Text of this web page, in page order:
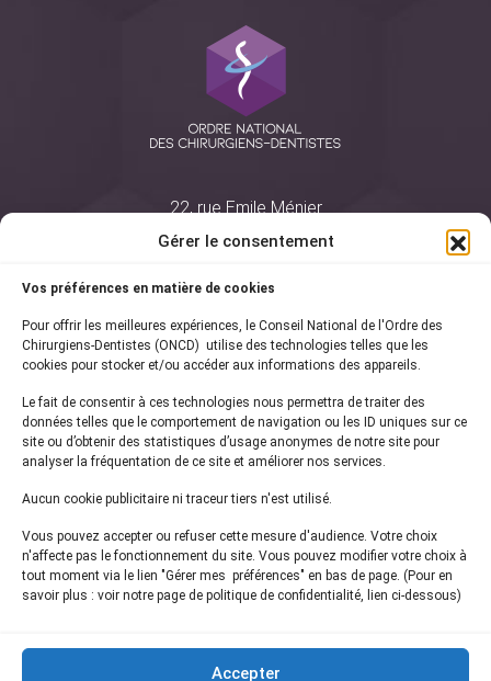
Gérer le consentement
Vos préférences en matière de cookies
Pour offrir les meilleures expériences, le Conseil National de l'Ordre des
Chirurgiens-Dentistes (ONCD) utilise des technologies telles que les
cookies pour stocker et/ou accéder aux informations des appareils.
Le fait de consentir à ces technologies nous permettra de traiter des
données telles que le comportement de navigation ou les ID uniques sur ce
site ou d’obtenir des statistiques d’usage anonymes de notre site pour
analyser la fréquentation de ce site et améliorer nos services.
Aucun cookie publicitaire ni traceur tiers n'est utilisé.
Vous pouvez accepter ou refuser cette mesure d'audience. Votre choix
n'affecte pas le fonctionnement du site. Vous pouvez modifier votre choix à
tout moment via le lien "Gérer mes préférences" en bas de page. (Pour en
savoir plus : voir notre page de politique de confidentialité, lien ci-dessous)
Accepter
22, rue Emile Ménier
75761 Paris Cedex 16
01 44 34 78 80
courrier@oncd.org
Actualités
Presse
Informations légales
Plan du site
Inscrivez-vous à notrenewsletter